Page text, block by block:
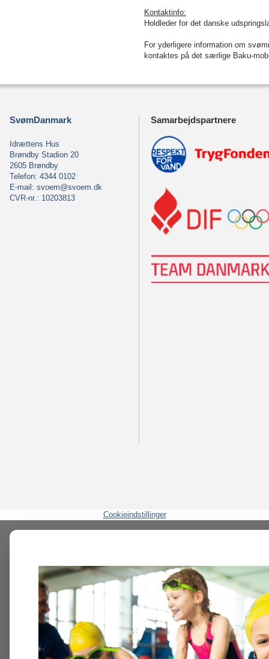
Kontaktinfo:
Holdleder for det danske
For yderligere information om
kontaktes på det særlige Baku-
SvømDanmark
Idrættens Hus
Brøndby Stadion 20
2605 Brøndby
Telefon: 4344 0102
E-mail: svoem@svoem.dk
CVR-nr.: 10203813
Samarbejdspartnere
Cookieindstillinger